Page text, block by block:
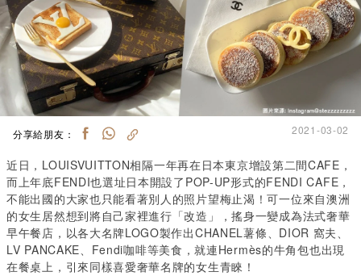
分享給朋友： 2021-03-02
近日，LOUISVUITTON相隔一年再在日本東京增設第二間CAFE，
而上年底FENDI也選址日本開設了POP-UP形式的FENDI CAFE，
不能出國的大家也只能看著別人的照片望梅止渴！可一位來自澳洲
的女生居然想到將自己家裡進行「改造」，搖身一變成為法式奢華
早午餐店，以各大名牌LOGO製作出CHANEL薯條、DIOR 窩夫、
LV PANCAKE、Fendi咖啡等美食，就連Hermès的牛角包也出現
在餐桌上，引來同樣喜愛奢華名牌的女生青睞！